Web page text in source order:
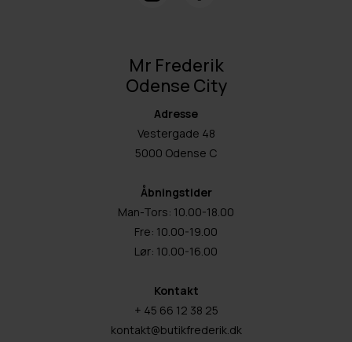
Mr Frederik
Odense City
Adresse
Vestergade 48
5000 Odense C
Åbningstider
Man-Tors: 10.00-18.00
Fre: 10.00-19.00
Lør: 10.00-16.00
Kontakt
+ 45 66 12 38 25
kontakt@butikfrederik.dk